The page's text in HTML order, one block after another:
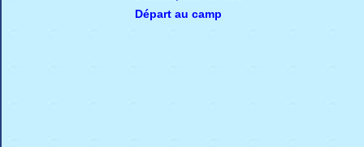
Départ au camp